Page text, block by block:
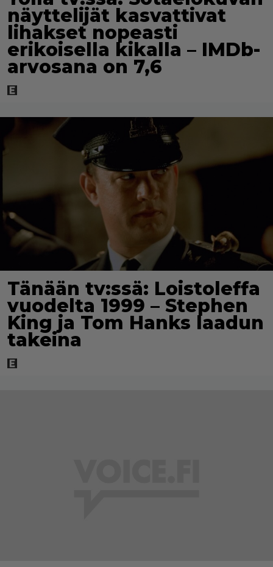
näyttelijät kasvattivat
lihakset nopeasti
erikoisella kikalla – IMDb-
arvosana on 7,6
Tänään tv:ssä: Loistoleffa
vuodelta 1999 – Stephen
King ja Tom Hanks laadun
takeina